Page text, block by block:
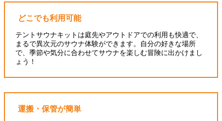
どこでも利用可能
テントサウナキットは庭先やアウトドアでの利用も快適で、
まるで異次元のサウナ体験ができます。自分の好きな場所
で、季節や気分に合わせてサウナを楽しむ冒険に出かけまし
ょう！
運搬・保管が簡単